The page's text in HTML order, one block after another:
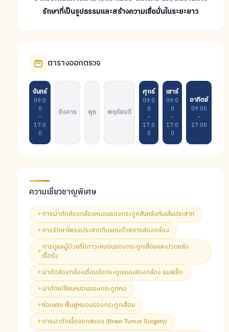
รักษาที่เป็นรูปธรรมและสร้างความเชื่อมั่นในระยะยาว
ตารางออกตรวจ
จันทร์
09:0
0
–
17:0
0
อังคาร พุธ พฤหัสบดี
ศุกร์
09:0
0
–
17:0
0
เสาร์
09:0
0
–
17:0
0
อาทิตย์
09:00
–
17:00
ความเชี่ยวชาญพิเศษ
✦การผ่าตัดส่องกล้องหมอนรองกระดูกสันหลังทับเส้นประสาท
✦การรักษาโพรงประสาทตีบแคบด้วยการส่องกล้อง
✦การดูแลผู้ป่วยที่มีภาวะหมอนรองกระดูกเสื่อมและปวดหลัง
เรื้อรัง
✦ผ่าตัดส่องกล้องเชื่อมข้อกระดูกแบบส่องกล้อง แผลเล็ก
✦ผ่าตัดเปลี่ยนหมอนรองกระดูกคอ
✦ซ่อมแซม ฟื้นฟูหมอนรองกระดูกเสื่อม
✦การผ่าตัดเนื้องอกสมอง (Brain Tumor Surgery)